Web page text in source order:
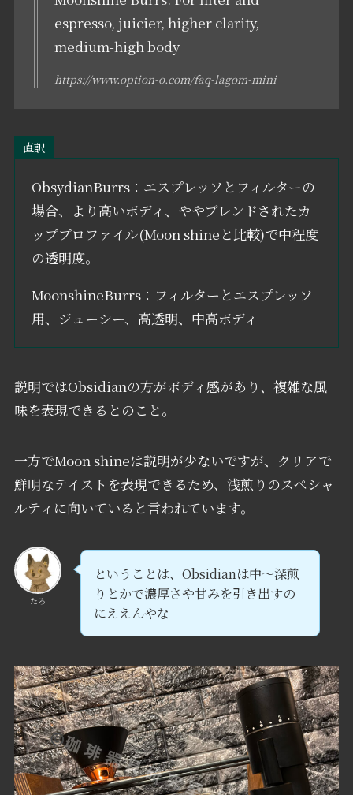
espresso, juicier, higher clarity,
medium-high body
https://www.option-o.com/faq-lagom-mini
直訳
ObsydianBurrs：エスプレッソとフィルターの
場合、より高いボディ、ややブレンドされたカ
ッププロファイル(Moon shineと比較)で中程度
の透明度。
MoonshineBurrs：フィルターとエスプレッソ
用、ジューシー、高透明、中高ボディ
説明ではObsidianの方がボディ感があり、複雑な風
味を表現できるとのこと。
一方でMoon shineは説明が少ないですが、クリアで
鮮明なテイストを表現できるため、浅煎りのスペシャ
ルティに向いていると言われています。
たろ
ということは、Obsidianは中～深煎
りとかで濃厚さや甘みを引き出すの
にええんやな